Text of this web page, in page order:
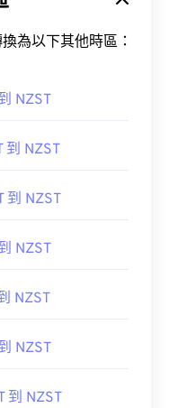
為以下其他時區：
NZST
到 NZST
到 NZST
NZST
NZST
NZST
到 NZST